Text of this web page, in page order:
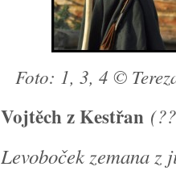
Foto: 1, 3, 4 ©
Vojtěch z Kestřan
Levoboček zemana z